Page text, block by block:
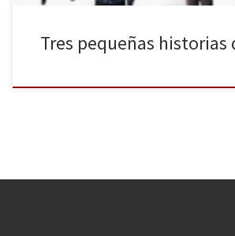
Tres pequeñas historias